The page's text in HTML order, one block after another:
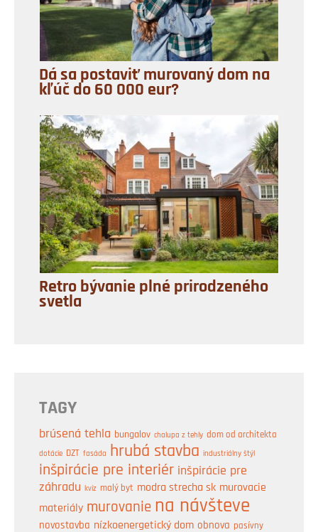
Dá sa postaviť murovaný dom na
kľúč do 60 000 eur?
Retro bývanie plné prirodzeného
svetla
TAGY
brúsená tehla bungalov chalupa z tehly dom od architekta
dotácie DZT fasáda hrubá stavba industriálny štýl
inšpirácie pre interiér inšpirácie pre
záhradu
kvíz malý byt modra strecha sk murovacie
materiály murovanie na návšteve
novostavba nízkoenergetický dom obnova pasívny